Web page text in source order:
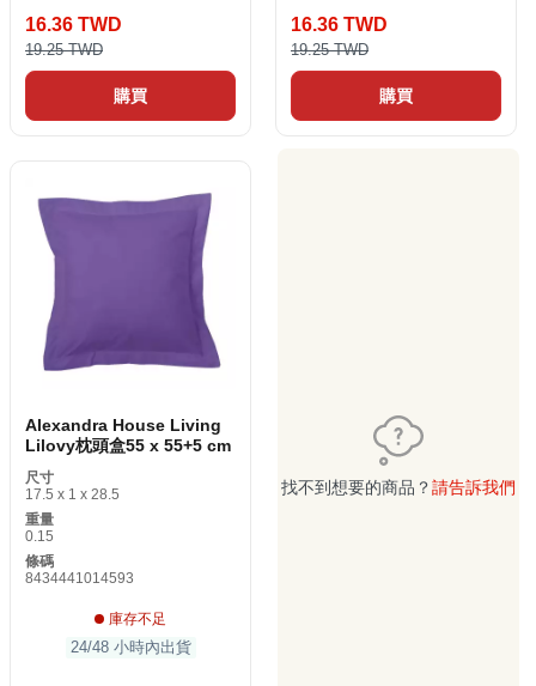
16.36 TWD
19.25 TWD
購買
16.36 TWD
19.25 TWD
購買
Alexandra House Living
Lilovy枕頭盒55 x 55+5 cm
尺寸
17.5 x 1 x 28.5
重量
0.15
條碼
8434441014593
庫存不足
24/48 小時內出貨
找不到想要的商品？請告訴我們